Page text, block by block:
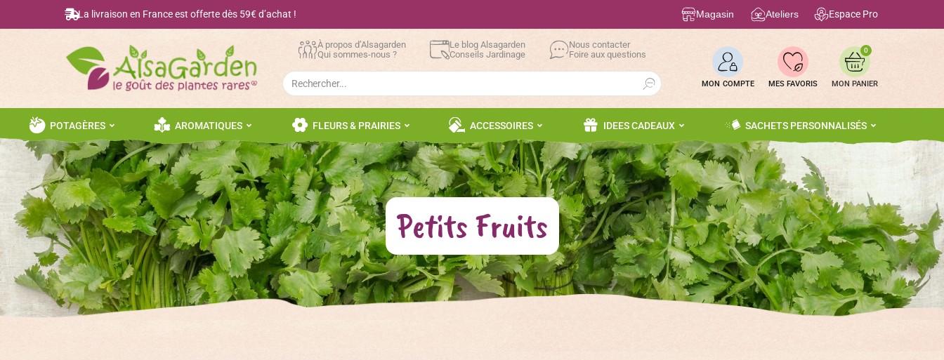
La livraison en France est offerte dès 59€ d’achat ! Magasin Ateliers Espace Pro
À propos d’Alsagarden
Qui sommes-nous ?
Le blog Alsagarden
Conseils Jardinage
Nous contacter
Foire aux questions
Search
for:
Search Button
MON COMPTE MES FAVORIS
0
POTAGÈRES AROMATIQUES FLEURS & PRAIRIES ACCESSOIRES IDEES CADEAUX SACHETS PERSONNALISÉS
Petits Fruits